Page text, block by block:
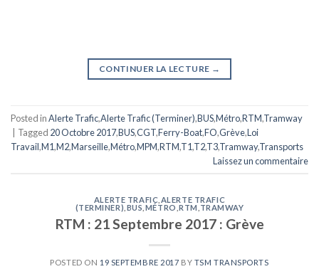
CONTINUER LA LECTURE →
Posted inAlerte Trafic,Alerte Trafic (Terminer),BUS,Métro,RTM,Tramway
| Tagged 20 Octobre 2017,BUS,CGT,Ferry-Boat,FO,Grève,Loi
Travail,M1,M2,Marseille,Métro,MPM,RTM,T1,T2,T3,Tramway,Transports
Laissez un commentaire
ALERTE TRAFIC ALERTE TRAFIC
(TERMINER) BUS MÉTRO ,RTM TRAMWAY
RTM : 21 Septembre 2017 : Grève
POSTED ON 19 SEPTEMBRE 2017 BY TSM TRANSPORTS